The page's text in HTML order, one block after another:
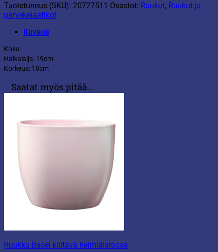
Tuotetunnus (SKU): 20727511 Osastot: Ruukut, Ruukut ja
parvekelaatikot
Kuvaus
Koko:
Halkaisija: 19cm
Korkeus: 18cm
Saatat myös pitää...
Ruukku Basel kiiltävä helmiäisroosa